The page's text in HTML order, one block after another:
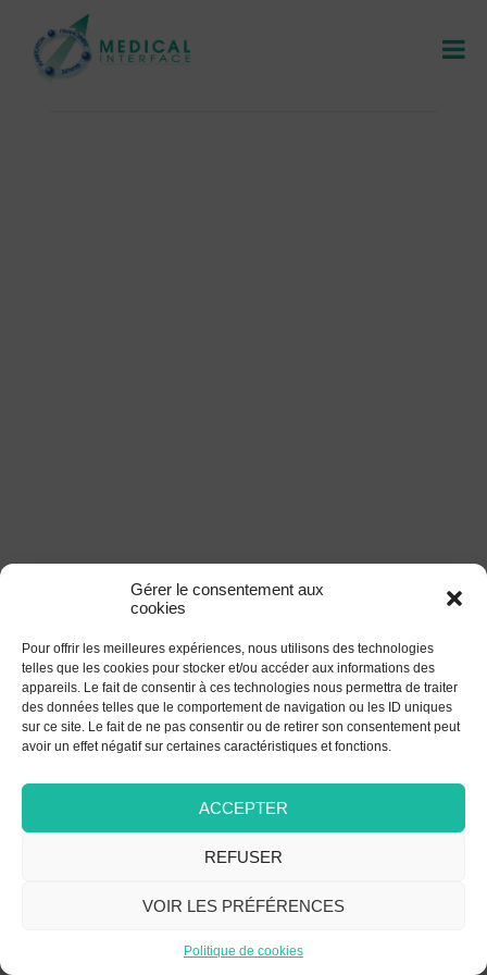
Gérer le consentement aux
cookies
Pour offrir les meilleures expériences, nous utilisons des technologies
telles que les cookies pour stocker et/ou accéder aux informations des
appareils. Le fait de consentir à ces technologies nous permettra de traiter
des données telles que le comportement de navigation ou les ID uniques
sur ce site. Le fait de ne pas consentir ou de retirer son consentement peut
avoir un effet négatif sur certaines caractéristiques et fonctions.
ACCEPTER
REFUSER
VOIR LES PRÉFÉRENCES
Politique de cookies